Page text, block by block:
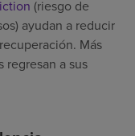
(riesgo de
ayudan a reducir
Más
regresan a sus